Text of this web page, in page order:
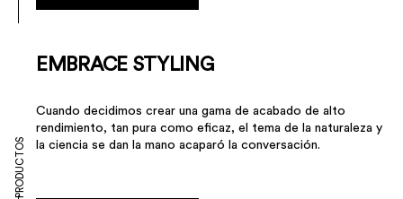
EMBRACE STYLING
Cuando decidimos crear una gama de acabado de alto
rendimiento, tan pura como eficaz, el tema de la naturaleza y
la ciencia se dan la mano acaparó la conversación.
PRODUCTOS